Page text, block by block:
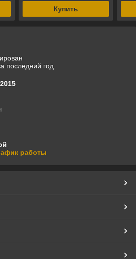
Купить
последний год
работы